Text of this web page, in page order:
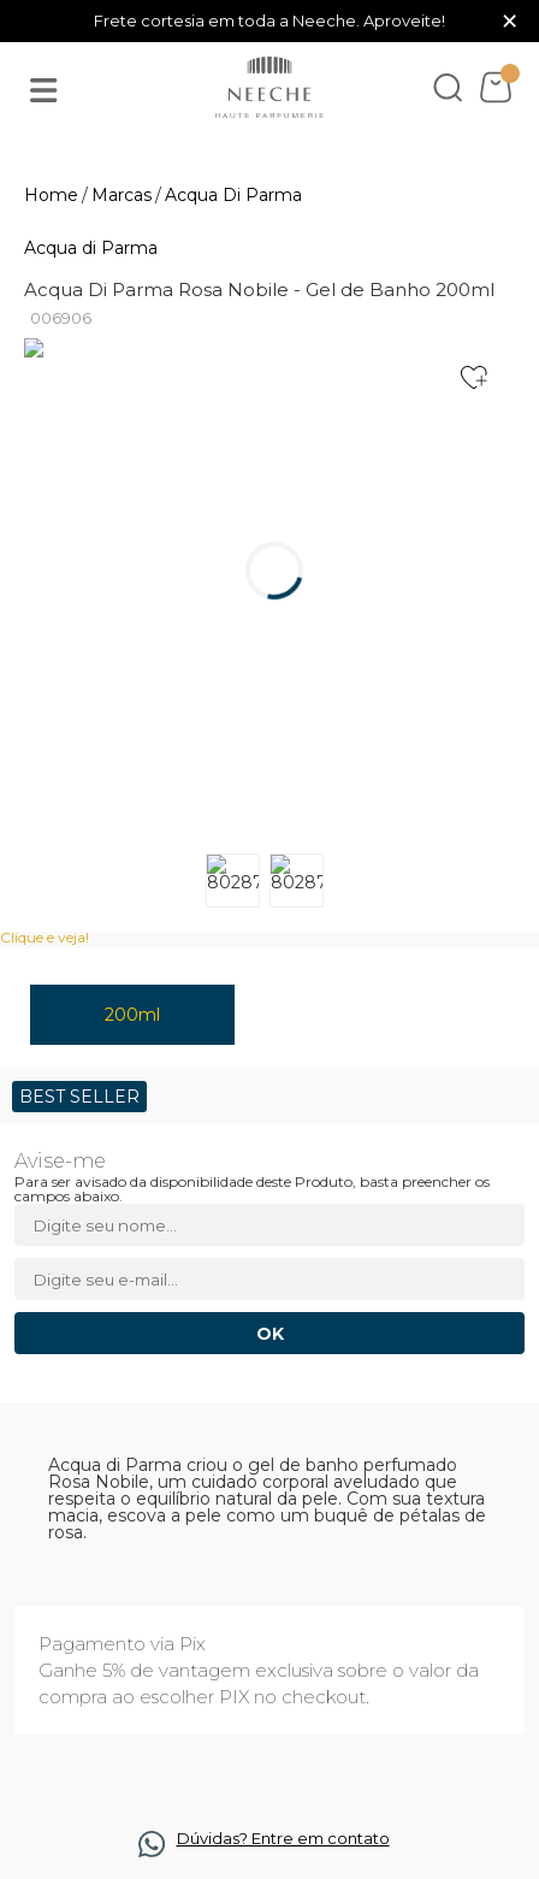
Frete cortesia em toda a Neeche. Aproveite! ×
Marcas Acqua Di Parma
Acqua di Parma
Acqua Di Parma Rosa Nobile - Gel de Banho 200ml
006906
Clique e veja!
200ml
BEST SELLER
Para ser avisado da disponibilidade deste Produto, basta preencher os
campos abaixo.
Acqua di Parma criou o gel de banho perfumado
Rosa Nobile, um cuidado corporal aveludado que
respeita o equilíbrio natural da pele. Com sua textura
macia, escova a pele como um buquê de pétalas de
rosa.
Pagamento via Pix
Ganhe 5% de vantagem exclusiva sobre o valor da
compra ao escolher PIX no checkout.
Dúvidas? Entre em contato